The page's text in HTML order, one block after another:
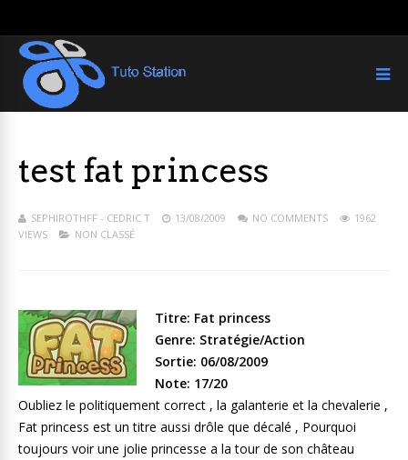
test fat princess
SEPHIROTHFF - CEDRIC T 13/08/2009 NO COMMENTS
1962
VIEWS
NON CLASSÉ
Titre: Fat princess
Genre: Stratégie/Action
Sortie: 06/08/2009
Note: 17/20
Oubliez le politiquement correct , la galanterie et la chevalerie ,
Fat princess est un titre aussi drôle que décalé , Pourquoi
toujours voir une jolie princesse a la tour de son château